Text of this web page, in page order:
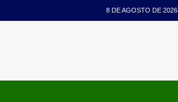
8 DE AGOSTO DE 2026